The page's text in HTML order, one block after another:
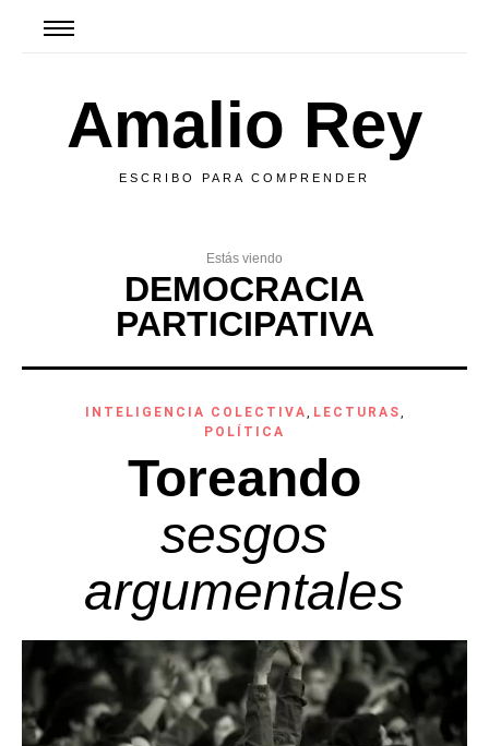
Amalio Rey
ESCRIBO PARA COMPRENDER
Estás viendo
DEMOCRACIA
PARTICIPATIVA
INTELIGENCIA COLECTIVA, LECTURAS,
POLÍTICA
Toreando
sesgos
argumentales